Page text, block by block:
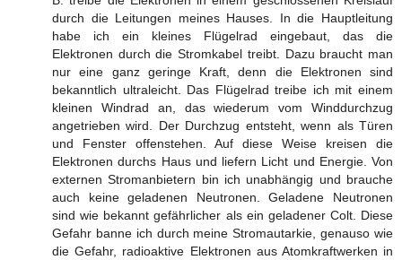
durch die Leitungen meines Hauses. In die Hauptleitung
habe ich ein kleines Flügelrad eingebaut, das die
Elektronen durch die Stromkabel treibt. Dazu braucht man
nur eine ganz geringe Kraft, denn die Elektronen sind
bekanntlich ultraleicht. Das Flügelrad treibe ich mit einem
kleinen Windrad an, das wiederum vom Winddurchzug
angetrieben wird. Der Durchzug entsteht, wenn als Türen
und Fenster offenstehen. Auf diese Weise kreisen die
Elektronen durchs Haus und liefern Licht und Energie. Von
externen Stromanbietern bin ich unabhängig und brauche
auch keine geladenen Neutronen. Geladene Neutronen
sind wie bekannt gefährlicher als ein geladener Colt. Diese
Gefahr banne ich durch meine Stromautarkie, genauso wie
die Gefahr, radioaktive Elektronen aus Atomkraftwerken in